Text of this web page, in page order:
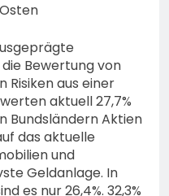
Bewertung von
aus einer
aktuell 27,7%
Bundsländern Aktien
das aktuelle
und
Geldanlage. In
es nur 26,4%. 32,3%